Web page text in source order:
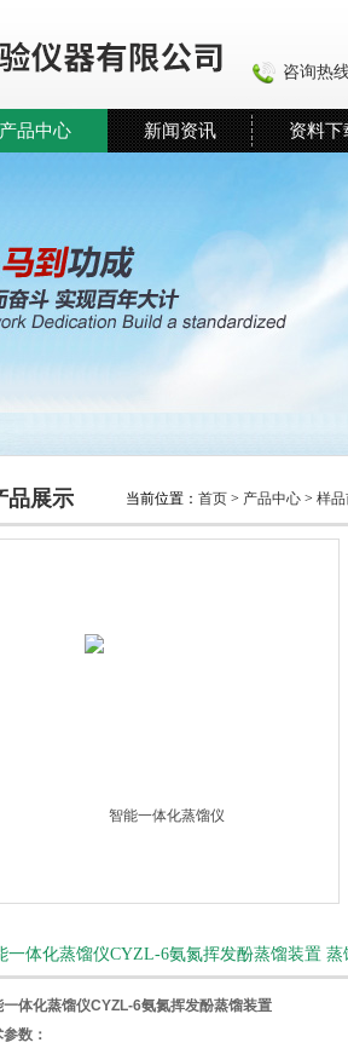
咨询热线
产品中心 新闻资讯 资料下
品展示 当前位置： 首页 > 产品中心 > 样
一体化蒸馏仪CYZL-6氨氮挥发酚蒸馏装置 蒸
一体化蒸馏仪CYZL-6氨氮挥发酚蒸馏装置
数：